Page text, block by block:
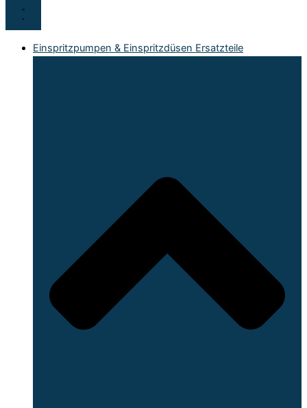
Einspritzpumpen & Einspritzdüsen Ersatzteile